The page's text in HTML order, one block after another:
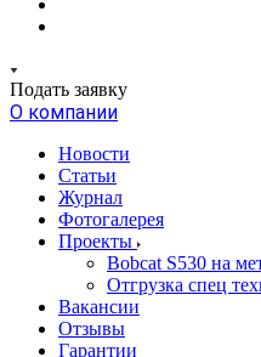
Подать заявку
О компании
Новости
Статьи
Журнал
Фотогалерея
Проекты
Bobcat S530 на
Отгрузка спец
Вакансии
Отзывы
Гарантии